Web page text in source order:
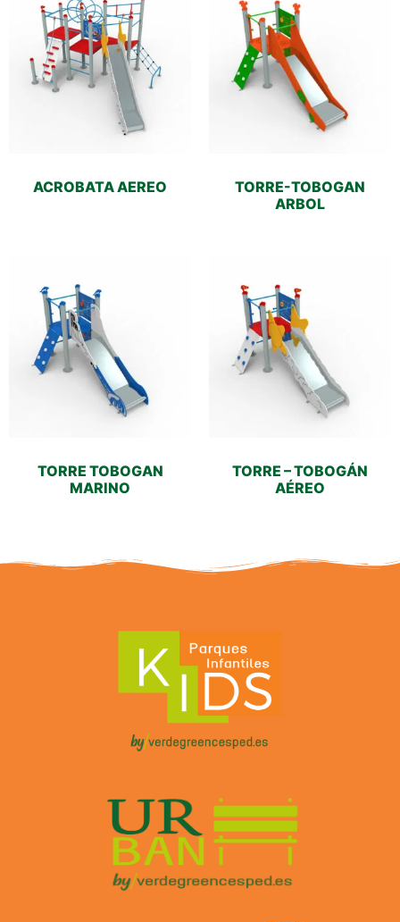
ACROBATA AEREO
TORRE-TOBOGAN
ARBOL
TORRE TOBOGAN
MARINO
TORRE – TOBOGÁN
AÉREO